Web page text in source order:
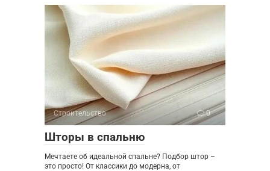
Строительство 0
Шторы в спальню
Мечтаете об идеальной спальне? Подбор штор –
это просто! От классики до модерна, от